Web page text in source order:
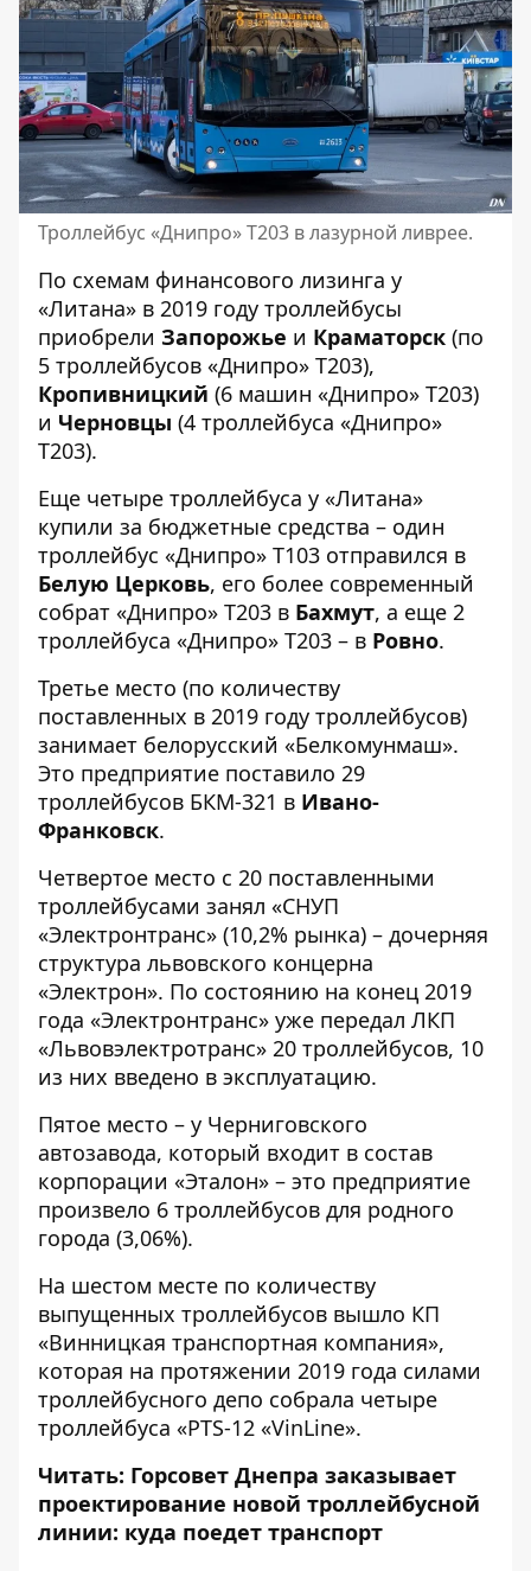
Троллейбус «Днипро» Т203 в лазурной ливрее.
По схемам финансового лизинга у
«Литана» в 2019 году троллейбусы
приобрели Запорожье и Краматорск (по
5 троллейбусов «Днипро» Т203),
Кропивницкий (6 машин «Днипро» Т203)
и Черновцы (4 троллейбуса «Днипро»
Т203).
Еще четыре троллейбуса у «Литана»
купили за бюджетные средства – один
троллейбус «Днипро» Т103 отправился в
Белую Церковь, его более современный
собрат «Днипро» Т203 в Бахмут, а еще 2
троллейбуса «Днипро» Т203 – в Ровно.
Третье место (по количеству
поставленных в 2019 году троллейбусов)
занимает белорусский «Белкомунмаш».
Это предприятие поставило 29
троллейбусов БКМ-321 в Ивано-
Франковск.
Четвертое место с 20 поставленными
троллейбусами занял «СНУП
«Электронтранс» (10,2% рынка) – дочерняя
структура львовского концерна
«Электрон». По состоянию на конец 2019
года «Электронтранс» уже передал ЛКП
«Львовэлектротранс» 20 троллейбусов, 10
из них введено в эксплуатацию.
Пятое место – у Черниговского
автозавода, который входит в состав
корпорации «Эталон» – это предприятие
произвело 6 троллейбусов для родного
города (3,06%).
На шестом месте по количеству
выпущенных троллейбусов вышло КП
«Винницкая транспортная компания»,
которая на протяжении 2019 года силами
троллейбусного депо собрала четыре
троллейбуса «PTS-12 «VinLine».
Читать: Горсовет Днепра заказывает
проектирование новой троллейбусной
линии: куда поедет транспорт